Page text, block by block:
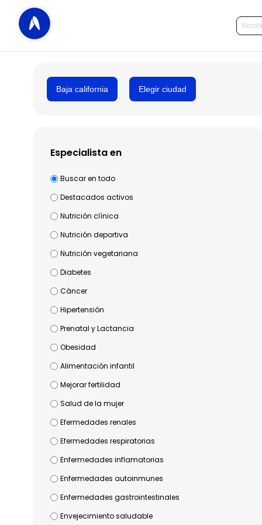
Baja california Elegir ciudad
Especialista en
Buscar en todo
Destacados activos
Nutrición clínica
Nutrición deportiva
Nutrición vegetariana
Diabetes
Cáncer
Hipertensión
Prenatal y Lactancia
Obesidad
Alimentación infantil
Mejorar fertilidad
Salud de la mujer
Efermedades renales
Efermedades respiratorias
Enfermedades inflamatorias
Enfermedades autoinmunes
Enfermedades gastrointestinales
Envejecimiento saludable